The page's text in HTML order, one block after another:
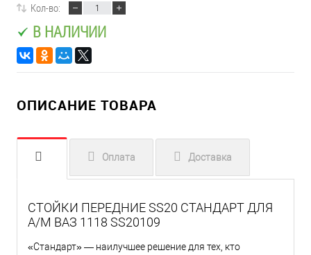
Кол-во:
В НАЛИЧИИ
ОПИСАНИЕ ТОВАРА
Оплата Доставка
СТОЙКИ ПЕРЕДНИЕ SS20 СТАНДАРТ ДЛЯ
А/М ВАЗ 1118 SS20109
«Стандарт» — наилучшее решение для тех, кто